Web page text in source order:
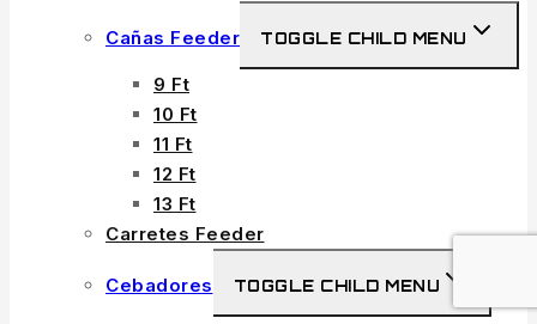
Cañas Feeder TOGGLE CHILD MENU
9 Ft
10 Ft
11 Ft
12 Ft
13 Ft
Carretes Feeder
Cebadores TOGGLE CHILD MENU